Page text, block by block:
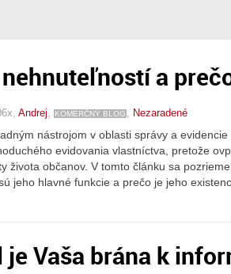
a
Andrej KOMERČNÝ BLOG Nezaradené
nástrojom v oblasti správy a
evidovania vlastníctva, pretože
života občanov. V tomto článku sa
jeho hlavné funkcie a prečo je jeho
Vaša brána k